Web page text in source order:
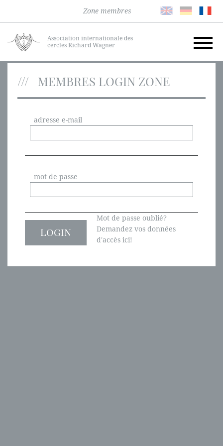
Zone membres
Association internationale des
cercles Richard Wagner
MEMBRES LOGIN ZONE
adresse e-mail
mot de passe
Mot de passe oublié?
Demandez vos données
d'accès ici!